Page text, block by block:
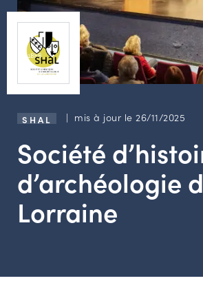
LE CONSEIL DES
LE CONSEIL SCIENTIFIQUE
LES ACTIONS PHARES
CONTACT
Agenda
Annuaire
Ressources
OUTILS EN LIGNE
SHAL | mis à jour le 26/11/2025
Société
d’archéologie
Lorraine